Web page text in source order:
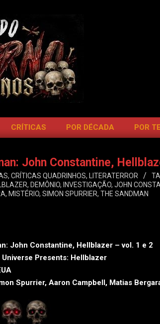
CRÍTICAS POR DÉCADA POR
John Constantine,
, CRÍTICAS QUADRINHOS, LITERATERROR
, DEMÔNIO, INVESTIGAÇÃO, JOHN
, MISTÉRIO, SIMON SPURRIER, THE SANDMAN
John Constantine, Hellblazer – vol. 1 e 2
Universe Presents: Hellblazer
Spurrier, Aaron Campbell, Matias